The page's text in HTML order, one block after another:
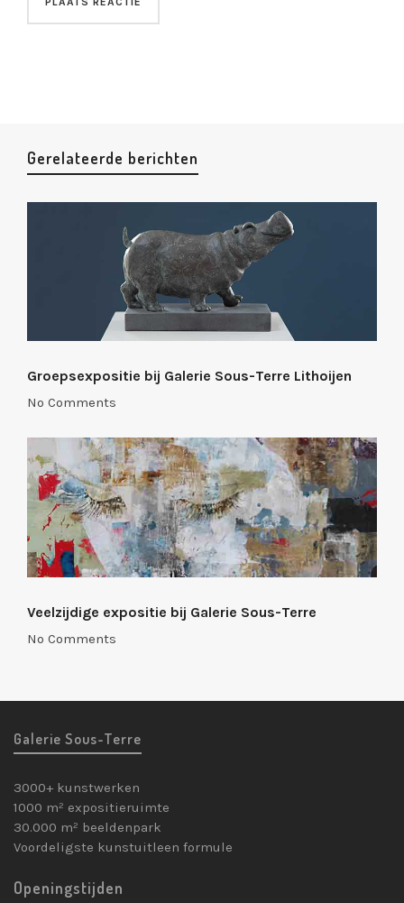
Gerelateerde berichten
Groepsexpositie bij Galerie Sous-Terre Lithoijen
No Comments
Veelzijdige expositie bij Galerie Sous-Terre
No Comments
Galerie Sous-Terre
3000+ kunstwerken
1000 m² expositieruimte
30.000 m² beeldenpark
Voordeligste kunstuitleen formule
Openingstijden